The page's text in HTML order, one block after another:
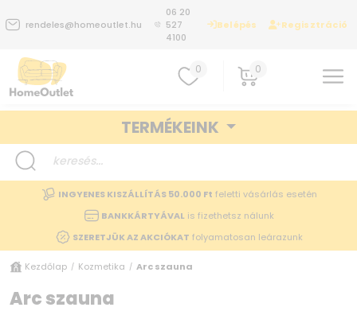
rendeles@homeoutlet.hu
06 20
527
4100
Belépés Regisztráció
0 0
TERMÉKEINK
INGYENES KISZÁLLÍTÁS 50.000 Ft feletti vásárlás esetén
BANKKÁRTYÁVALis fizethetsz nálunk
SZERETJÜK AZ AKCIÓKAT folyamatosan leárazunk
Kezdőlap / Kozmetika / Arc szauna
Arc szauna